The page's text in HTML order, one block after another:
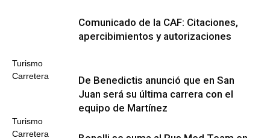
Turismo
Carretera
Comunicado de la CAF: Citaciones,
apercibimientos y autorizaciones
Turismo
Carretera
De Benedictis anunció que en San
Juan será su última carrera con el
equipo de Martínez